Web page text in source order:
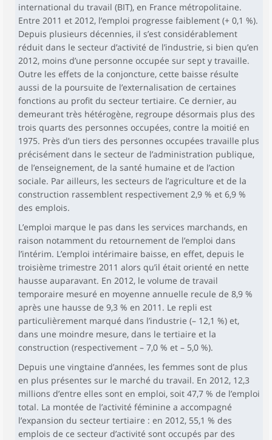
international du travail (BIT), en France métropolitaine.
Entre 2011 et 2012, l’emploi progresse faiblement (+ 0,1 %).
Depuis plusieurs décennies, il s’est considérablement
réduit dans le secteur d’activité de l’industrie, si bien qu’en
2012, moins d’une personne occupée sur sept y travaille.
Outre les effets de la conjoncture, cette baisse résulte
aussi de la poursuite de l’externalisation de certaines
fonctions au profit du secteur tertiaire. Ce dernier, au
demeurant très hétérogène, regroupe désormais plus des
trois quarts des personnes occupées, contre la moitié en
1975. Près d’un tiers des personnes occupées travaille plus
précisément dans le secteur de l’administration publique,
de l’enseignement, de la santé humaine et de l’action
sociale. Par ailleurs, les secteurs de l’agriculture et de la
construction rassemblent respectivement 2,9 % et 6,9 %
des emplois.
L’emploi marque le pas dans les services marchands, en
raison notamment du retournement de l’emploi dans
l’intérim. L’emploi intérimaire baisse, en effet, depuis le
troisième trimestre 2011 alors qu’il était orienté en nette
hausse auparavant. En 2012, le volume de travail
temporaire mesuré en moyenne annuelle recule de 8,9 %
après une hausse de 9,3 % en 2011. Le repli est
particulièrement marqué dans l’industrie (– 12,1 %) et,
dans une moindre mesure, dans le tertiaire et la
construction (respectivement – 7,0 % et – 5,0 %).
Depuis une vingtaine d’années, les femmes sont de plus
en plus présentes sur le marché du travail. En 2012, 12,3
millions d’entre elles sont en emploi, soit 47,7 % de l’emploi
total. La montée de l’activité féminine a accompagné
l’expansion du secteur tertiaire : en 2012, 55,1 % des
emplois de ce secteur d’activité sont occupés par des